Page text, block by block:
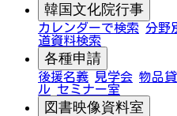
韓国文化院行事
カレンダーで検索 分野
道資料検索
各種申請
後援名義 見学会 物品
ル セミナー室
図書映像資料室